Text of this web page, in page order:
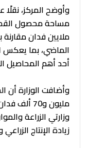
وأوضح المركز، نقلًا
الماضي، بما يعكس
أحد أهم المحاصيل
وأضافت الوزارة أن
مليون و70
وزارتي الزراعة
زيادة الإنتاج